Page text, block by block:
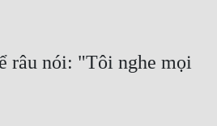
râu nói: "Tôi nghe mọi